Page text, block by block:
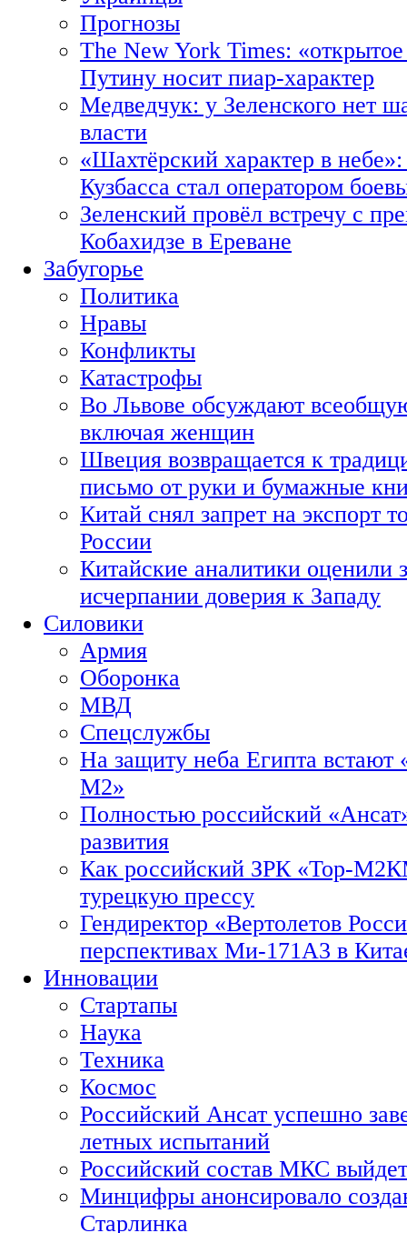
Прогнозы
The New York Times:
Путину носит пиар-характер
Медведчук: у Зеленского нет
власти
«Шахтёрский характер в
Кузбасса стал оператором
Зеленский провёл встречу с
Кобахидзе в Ереване
Забугорье
Политика
Нравы
Конфликты
Катастрофы
Во Львове обсуждают
включая женщин
Швеция возвращается к
письмо от руки и бумажные
Китай снял запрет на экспорт
России
Китайские аналитики оценили
исчерпании доверия к Западу
Силовики
Армия
Оборонка
МВД
Спецслужбы
На защиту неба Египта встают
М2»
Полностью российский
развития
Как российский ЗРК «Тор-
турецкую прессу
Гендиректор «Вертолетов
перспективах Ми-171А3 в
Инновации
Стартапы
Наука
Техника
Космос
Российский Ансат успешно
летных испытаний
Российский состав МКС
Минцифры анонсировало
Старлинка